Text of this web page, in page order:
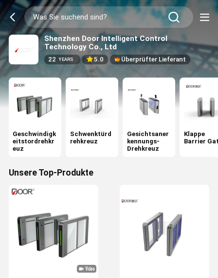
Shenzhen Door Intelligent Control
Technology Co., Ltd
22 YEARS 5.0 Überprüfter Lieferant
Geschwindigk
eitstordrehkr
euz
Schwenktürd
rehkreuz
Gesichtsaner
kennungs-
Drehkreuz
Klappe
Barrier
Unsere Top-Produkte